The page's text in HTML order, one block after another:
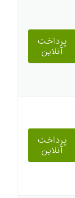
پرداخت
آنلاین
پرداخت
آنلاین